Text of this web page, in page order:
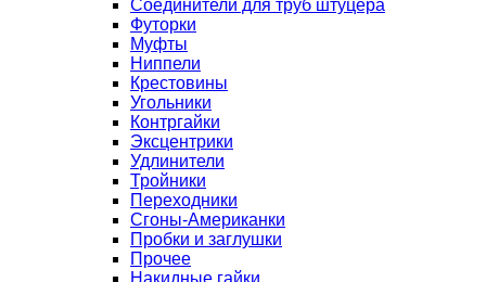
Соединители для труб штуцера
Футорки
Муфты
Ниппели
Крестовины
Угольники
Контргайки
Эксцентрики
Удлинители
Тройники
Переходники
Сгоны-Американки
Пробки и заглушки
Прочее